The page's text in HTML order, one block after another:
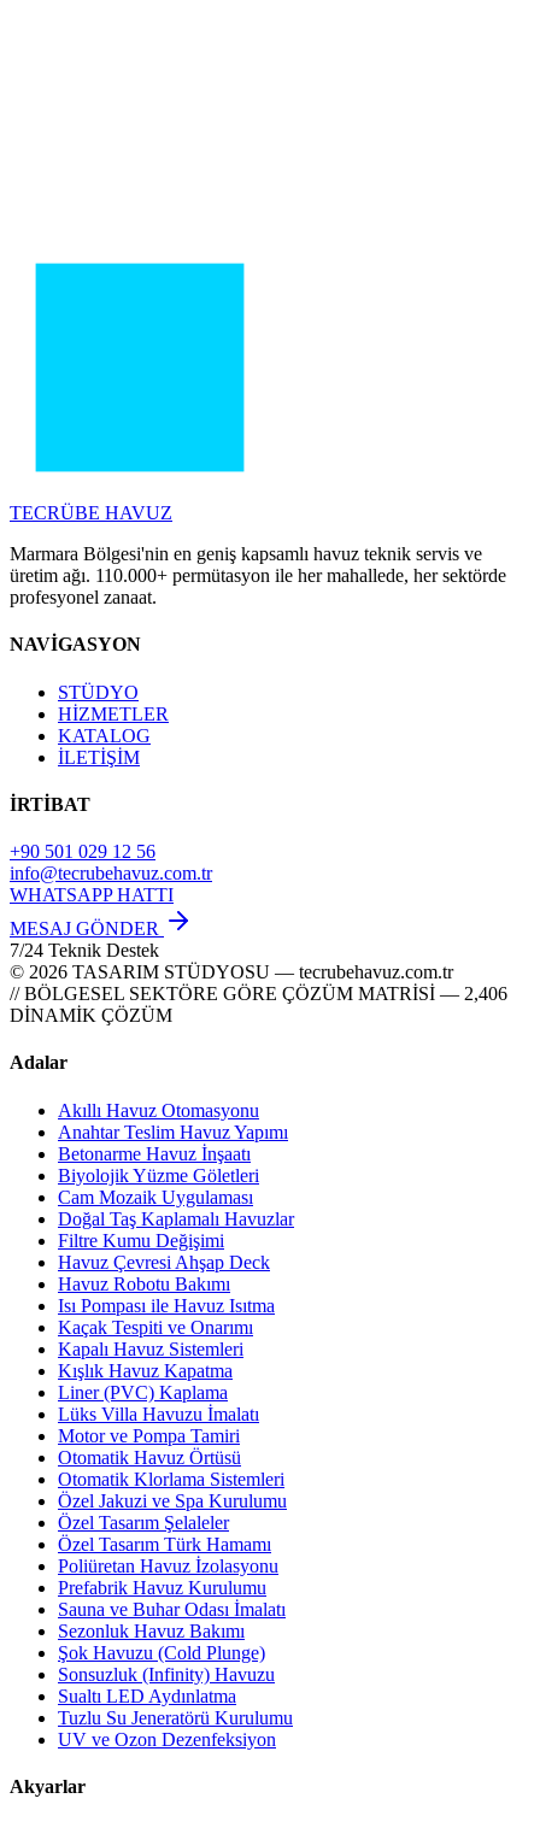
TECRÜBE HAVUZ
Marmara Bölgesi'nin en geniş kapsamlı havuz teknik servis ve
üretim ağı. 110.000+ permütasyon ile her mahallede, her sektörde
profesyonel zanaat.
NAVİGASYON
STÜDYO
HİZMETLER
KATALOG
İLETİŞİM
İRTİBAT
+90 501 029 12 56
info@tecrubehavuz.com.tr
WHATSAPP HATTI
MESAJ GÖNDER
7/24 Teknik Destek
© 2026 TASARIM STÜDYOSU — tecrubehavuz.com.tr
// BÖLGESEL SEKTÖRE GÖRE ÇÖZÜM MATRİSİ — 2,406
DİNAMİK ÇÖZÜM
Adalar
Akıllı Havuz Otomasyonu
Anahtar Teslim Havuz Yapımı
Betonarme Havuz İnşaatı
Biyolojik Yüzme Göletleri
Cam Mozaik Uygulaması
Doğal Taş Kaplamalı Havuzlar
Filtre Kumu Değişimi
Havuz Çevresi Ahşap Deck
Havuz Robotu Bakımı
Isı Pompası ile Havuz Isıtma
Kaçak Tespiti ve Onarımı
Kapalı Havuz Sistemleri
Kışlık Havuz Kapatma
Liner (PVC) Kaplama
Lüks Villa Havuzu İmalatı
Motor ve Pompa Tamiri
Otomatik Havuz Örtüsü
Otomatik Klorlama Sistemleri
Özel Jakuzi ve Spa Kurulumu
Özel Tasarım Şelaleler
Özel Tasarım Türk Hamamı
Poliüretan Havuz İzolasyonu
Prefabrik Havuz Kurulumu
Sauna ve Buhar Odası İmalatı
Sezonluk Havuz Bakımı
Şok Havuzu (Cold Plunge)
Sonsuzluk (Infinity) Havuzu
Sualtı LED Aydınlatma
Tuzlu Su Jeneratörü Kurulumu
UV ve Ozon Dezenfeksiyon
Akyarlar